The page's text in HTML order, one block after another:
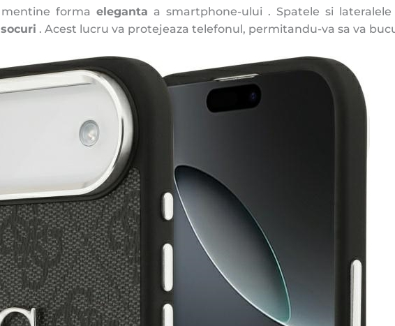
mentine formaeleganta a smartphone-ului . Spatele si
socuri . Acest lucru va protejeaza telefonul, permitandu-va sa va